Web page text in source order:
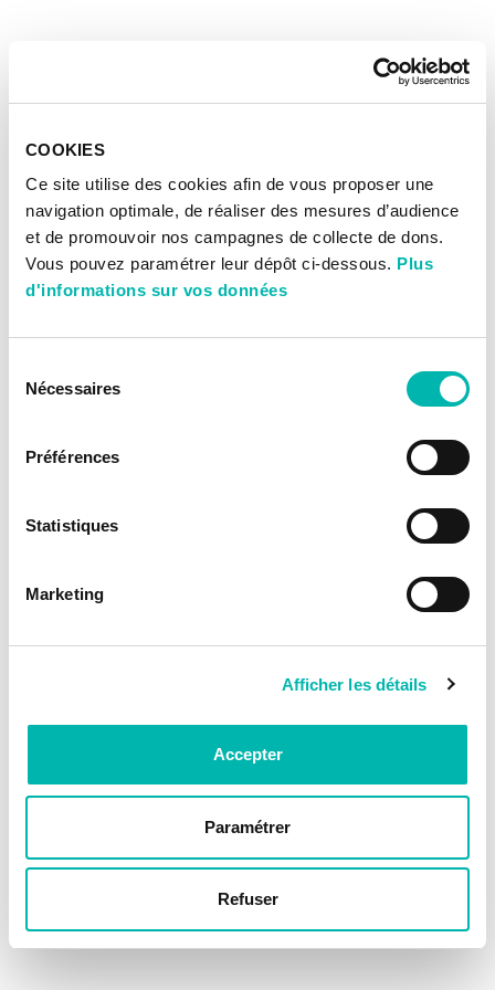
COOKIES
Ce site utilise des cookies afin de vous proposer une
navigation optimale, de réaliser des mesures d’audience
et de promouvoir nos campagnes de collecte de dons.
Vous pouvez paramétrer leur dépôt ci-dessous. Plus
d'informations sur vos données
Nécessaires
Préférences
Statistiques
Marketing
Afficher les détails
Accepter
Paramétrer
Refuser